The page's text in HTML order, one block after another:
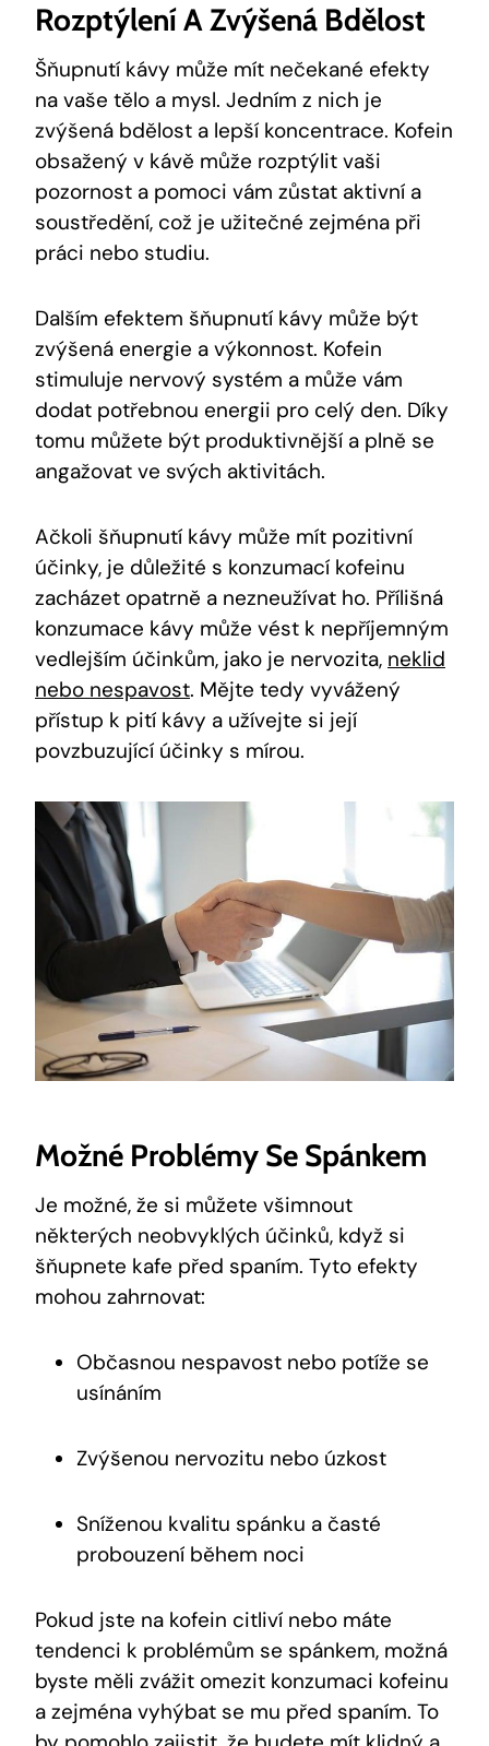
Rozptýlení A ​zvýšená Bdělost
Šňupnutí kávy⁣ může mít nečekané⁤ efekty
na ‌vaše tělo a mysl. ‌Jedním z nich‌ je
zvýšená‌ bdělost ‍a lepší koncentrace. ​Kofein
obsažený v kávě‍ může rozptýlit vaši
pozornost a pomoci ​vám zůstat aktivní a
soustředění, což⁣ je užitečné ‌zejména při
práci ⁣nebo ​studiu.
Dalším efektem šňupnutí kávy může ⁣být
zvýšená⁢ energie a výkonnost. Kofein
⁤stimuluje nervový‌ systém a může ‌vám​
dodat⁢ potřebnou energii pro celý den.⁤ Díky
tomu ‌můžete být produktivnější ‌a plně se
angažovat ve ​svých aktivitách.
Ačkoli šňupnutí ⁣kávy může ‌mít ⁣pozitivní
účinky, je ‍důležité s konzumací kofeinu⁢
zacházet opatrně a nezneužívat ho.⁢ Přílišná
konzumace kávy může vést⁤ k nepříjemným
vedlejším účinkům, jako je nervozita, neklid
nebo nespavost. Mějte tedy⁢ vyvážený
přístup ⁣k ‌pití kávy‍ a užívejte si její
povzbuzující účinky⁢ s mírou.
Možné Problémy Se‌ Spánkem
Je ‌možné, ⁤že si můžete všimnout
⁣některých⁤ neobvyklých účinků, když ‍si
šňupnete kafe před ‍spaním. ‌Tyto efekty
mohou zahrnovat:
Občasnou nespavost nebo potíže se
usínáním
Zvýšenou⁤ nervozitu nebo úzkost
Sníženou kvalitu spánku​ a​ časté
probouzení během noci
Pokud ​jste na kofein citliví ​nebo máte⁤
tendenci ‍k problémům⁢ se‌ spánkem, možná
byste měli zvážit​ omezit ​konzumaci kofeinu
a⁤ zejména ⁣vyhýbat se ⁣mu před spaním. To